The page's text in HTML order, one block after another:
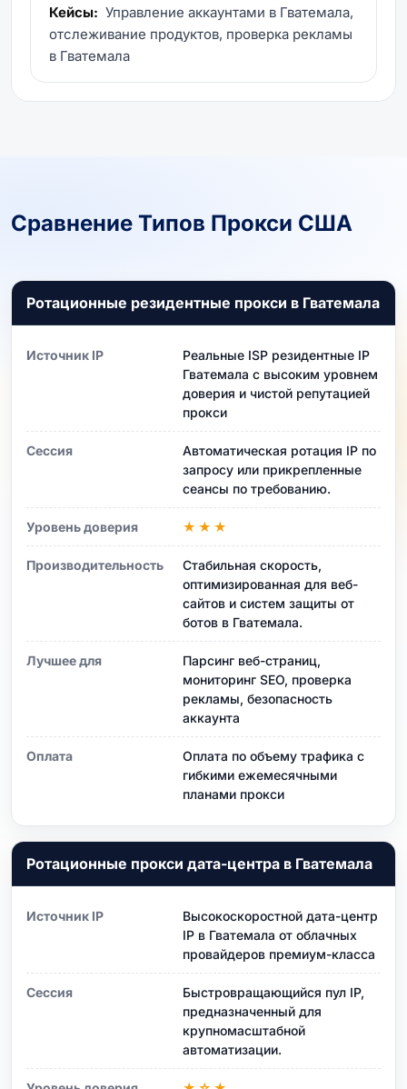
Кейсы: Управление аккаунтами в Гватемала,
отслеживание продуктов, проверка рекламы
в Гватемала
Сравнение Типов Прокси США
Ротационные резидентные прокси в Гватемала
Источник IP
Реальные ISP резидентные IP
Гватемала с высоким уровнем
доверия и чистой репутацией
прокси
Сессия
Автоматическая ротация IP по
запросу или прикрепленные
сеансы по требованию.
Уровень доверия ★★★
Производительность
Стабильная скорость,
оптимизированная для веб-
сайтов и систем защиты от
ботов в Гватемала.
Лучшее для
Парсинг веб-страниц,
мониторинг SEO, проверка
рекламы, безопасность
аккаунта
Оплата
Оплата по объему трафика с
гибкими ежемесячными
планами прокси
Ротационные прокси дата-центра в Гватемала
Источник IP
Высокоскоростной дата-центр
IP в Гватемала от облачных
провайдеров премиум-класса
Сессия
Быстровращающийся пул IP,
предназначенный для
крупномасштабной
автоматизации.